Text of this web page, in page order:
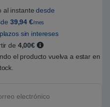
al instante desde
39,94 €/mes
sin intereses
de 4,00€
el producto vuelva a estar en